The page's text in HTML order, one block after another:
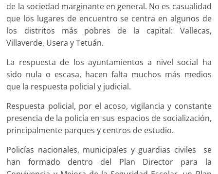
de la sociedad marginante en general. No es casualidad
que los lugares de encuentro se centra en algunos de
los distritos más pobres de la capital: Vallecas,
Villaverde, Usera y Tetuán.
La respuesta de los ayuntamientos a nivel social ha
sido nula o escasa, hacen falta muchos más medios
que la respuesta policial y judicial.
Respuesta policial, por el acoso, vigilancia y constante
presencia de la policía en sus espacios de socialización,
principalmente parques y centros de estudio.
Policías nacionales, municipales y guardias civiles se
han formado dentro del Plan Director para la